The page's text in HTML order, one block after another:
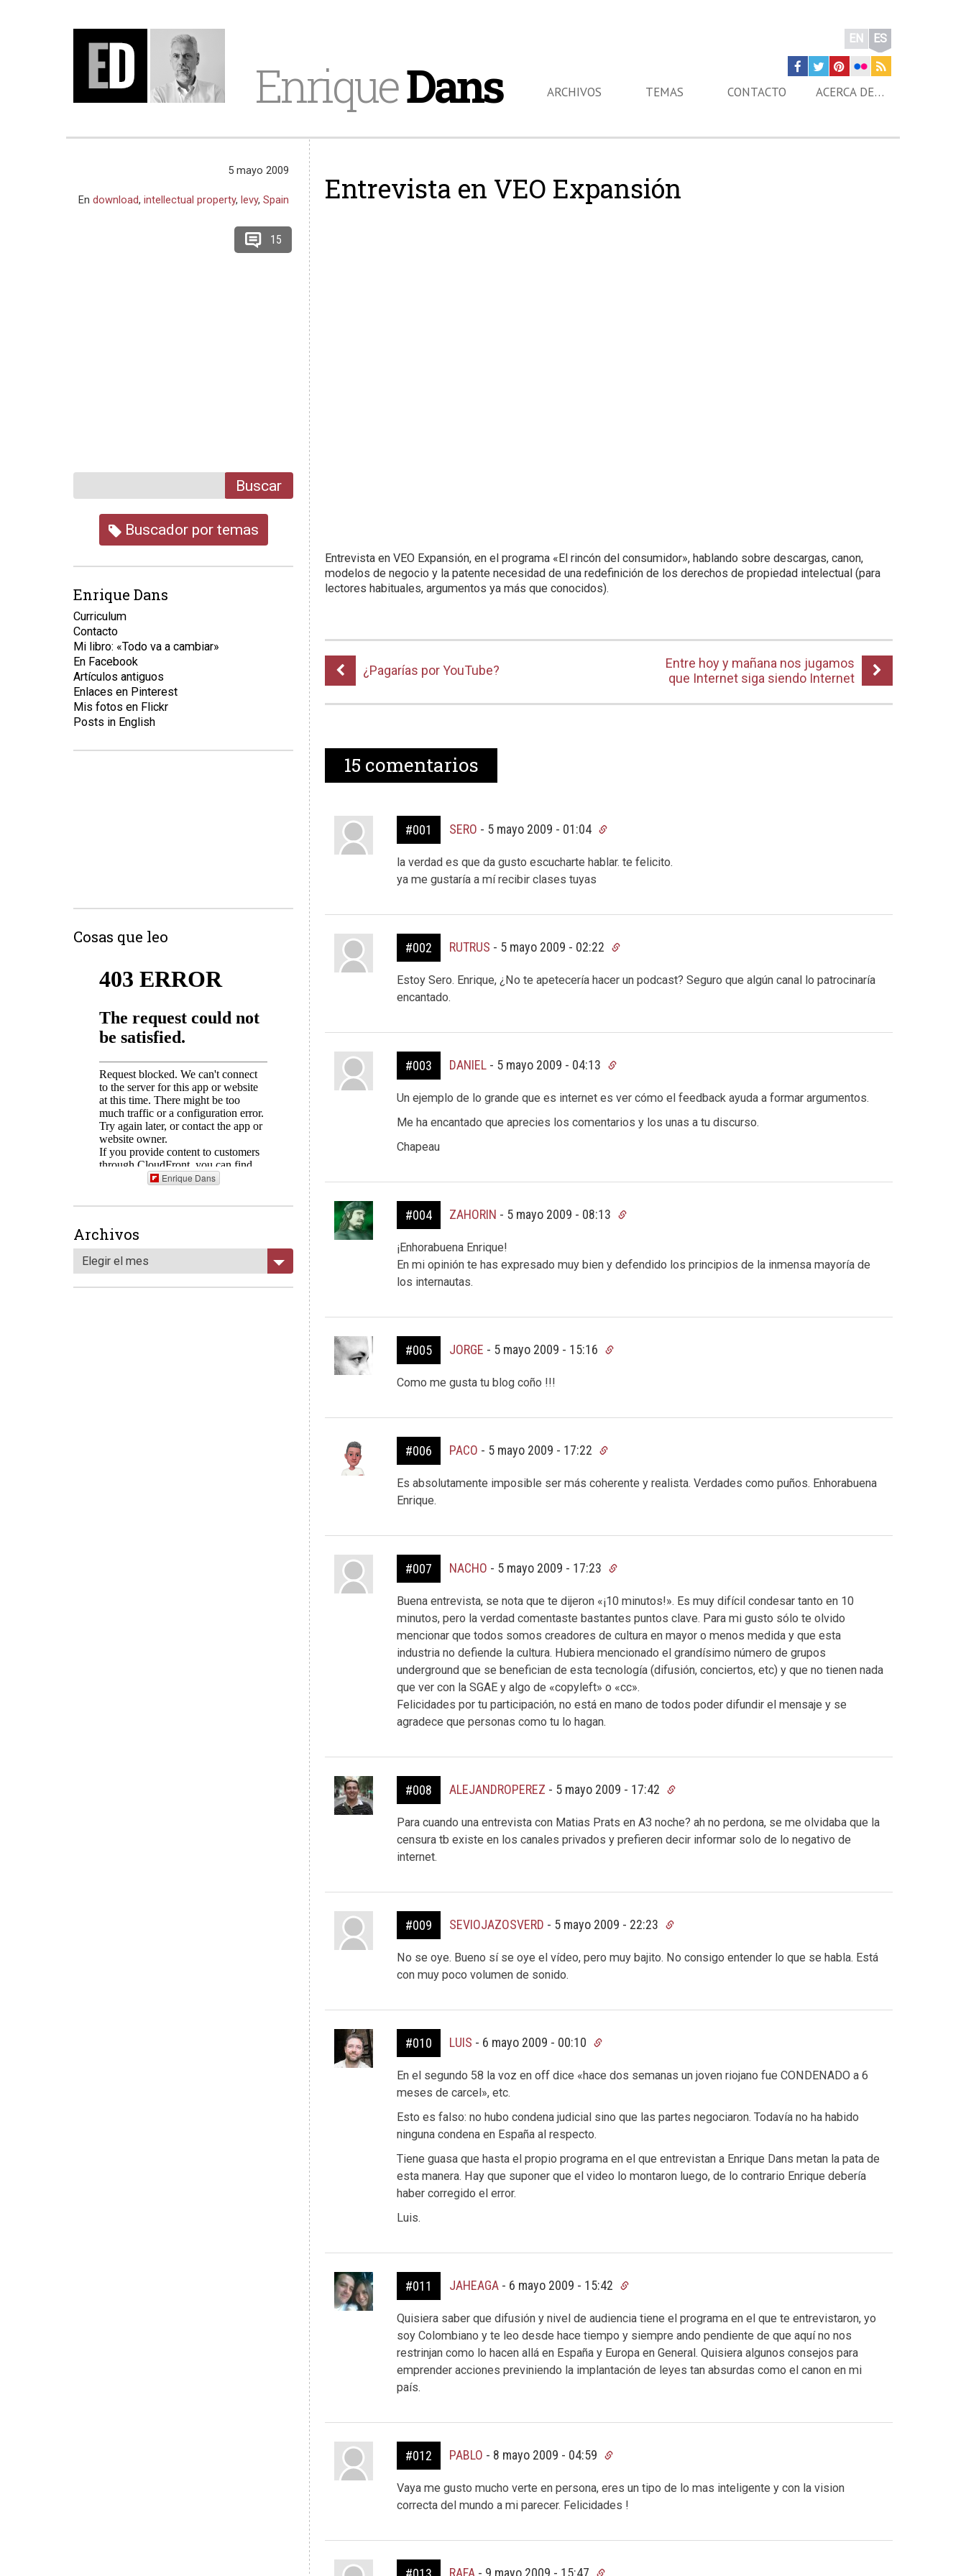
EnriqueDans
EN ES
ARCHIVOS TEMAS CONTACTO ACERCA DE…
Entrevista en VEO Expansión
Entrevista en VEO Expansión, en el programa «El rincón del consumidor», hablando sobre descargas, canon,
modelos de negocio y la patente necesidad de una redefinición de los derechos de propiedad intelectual (para
lectores habituales, argumentos ya más que conocidos).
¿Pagarías por YouTube?
Entre hoy y mañana nos jugamos
que Internet siga siendo Internet
15 comentarios
#001 SERO - 5 mayo 2009 - 01:04
la verdad es que da gusto escucharte hablar. te felicito.
ya me gustaría a mí recibir clases tuyas
#002 RUTRUS - 5 mayo 2009 - 02:22
Estoy Sero. Enrique, ¿No te apetecería hacer un podcast? Seguro que algún canal lo patrocinaría
encantado.
#003 DANIEL- 5 mayo 2009 - 04:13
Un ejemplo de lo grande que es internet es ver cómo el feedback ayuda a formar argumentos.
Me ha encantado que aprecies los comentarios y los unas a tu discurso.
Chapeau
#004 ZAHORIN - 5 mayo 2009 - 08:13
¡Enhorabuena Enrique!
En mi opinión te has expresado muy bien y defendido los principios de la inmensa mayoría de
los internautas.
#005 JORGE - 5 mayo 2009 - 15:16
Como me gusta tu blog coño !!!
#006 PACO - 5 mayo 2009 - 17:22
Es absolutamente imposible ser más coherente y realista. Verdades como puños. Enhorabuena
Enrique.
#007 NACHO - 5 mayo 2009 - 17:23
Buena entrevista, se nota que te dijeron «¡10 minutos!». Es muy difícil condesar tanto en 10
minutos, pero la verdad comentaste bastantes puntos clave. Para mi gusto sólo te olvido
mencionar que todos somos creadores de cultura en mayor o menos medida y que esta
industria no defiende la cultura. Hubiera mencionado el grandísimo número de grupos
underground que se benefician de esta tecnología (difusión, conciertos, etc) y que no tienen nada
que ver con la SGAE y algo de «copyleft» o «cc».
Felicidades por tu participación, no está en mano de todos poder difundir el mensaje y se
agradece que personas como tu lo hagan.
#008 ALEJANDROPEREZ - 5 mayo 2009 - 17:42
Para cuando una entrevista con Matias Prats en A3 noche? ah no perdona, se me olvidaba que la
censura tb existe en los canales privados y prefieren decir informar solo de lo negativo de
internet.
#009 SEVIOJAZOSVERD - 5 mayo 2009 - 22:23
No se oye. Bueno sí se oye el vídeo, pero muy bajito. No consigo entender lo que se habla. Está
con muy poco volumen de sonido.
#010 LUIS - 6 mayo 2009 - 00:10
En el segundo 58 la voz en off dice «hace dos semanas un joven riojano fue CONDENADO a 6
meses de carcel», etc.
Esto es falso: no hubo condena judicial sino que las partes negociaron. Todavía no ha habido
ninguna condena en España al respecto.
Tiene guasa que hasta el propio programa en el que entrevistan a Enrique Dans metan la pata de
esta manera. Hay que suponer que el video lo montaron luego, de lo contrario Enrique debería
haber corregido el error.
Luis.
#011 JAHEAGA- 6 mayo 2009 - 15:42
Quisiera saber que difusión y nivel de audiencia tiene el programa en el que te entrevistaron, yo
soy Colombiano y te leo desde hace tiempo y siempre ando pendiente de que aquí no nos
restrinjan como lo hacen allá en España y Europa en General. Quisiera algunos consejos para
emprender acciones previniendo la implantación de leyes tan absurdas como el canon en mi
país.
#012 PABLO - 8 mayo 2009 - 04:59
Vaya me gusto mucho verte en persona, eres un tipo de lo mas inteligente y con la vision
correcta del mundo a mi parecer. Felicidades !
RAFA - 9 mayo 2009 - 15:47
5 mayo 2009
Endownload,intellectual property,levy,Spain
15
Buscar
Buscador por temas
Enrique Dans
Curriculum
Contacto
Mi libro: «Todo va a cambiar»
En Facebook
Artículos antiguos
Enlaces en Pinterest
Mis fotos en Flickr
Posts in English
Cosas que leo
Enrique Dans
Archivos
Elegir el mes